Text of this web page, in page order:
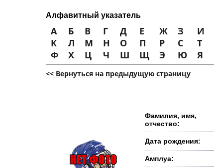
Алфавитный указатель
А Б В Г Д Е Ж З И
К
Л М Н О П Р С Т
Ф
Х Ц Ч Ш Щ Э Ю Я
<< Вернуться на предыдущую страницу
Фамилия, имя,
отчество:
Дата рождения:
Амплуа: